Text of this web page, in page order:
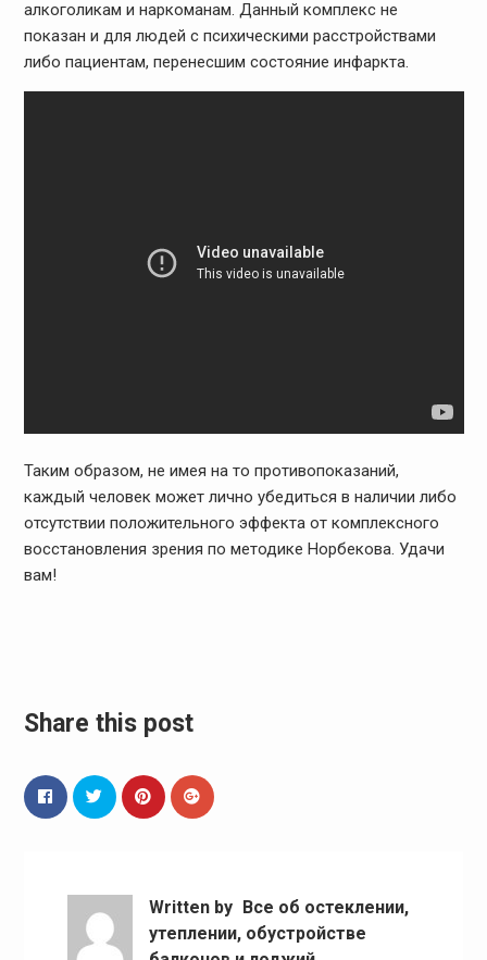
алкоголикам и наркоманам. Данный комплекс не
показан и для людей с психическими расстройствами
либо пациентам, перенесшим состояние инфаркта.
Таким образом, не имея на то противопоказаний,
каждый человек может лично убедиться в наличии либо
отсутствии положительного эффекта от комплексного
восстановления зрения по методике Норбекова. Удачи
вам!
Share this post
Written by Все об остеклении,
утеплении, обустройстве